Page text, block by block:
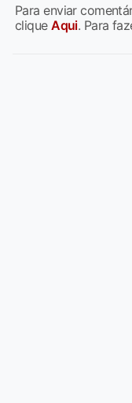
Para enviar
cliqueAqui. Para